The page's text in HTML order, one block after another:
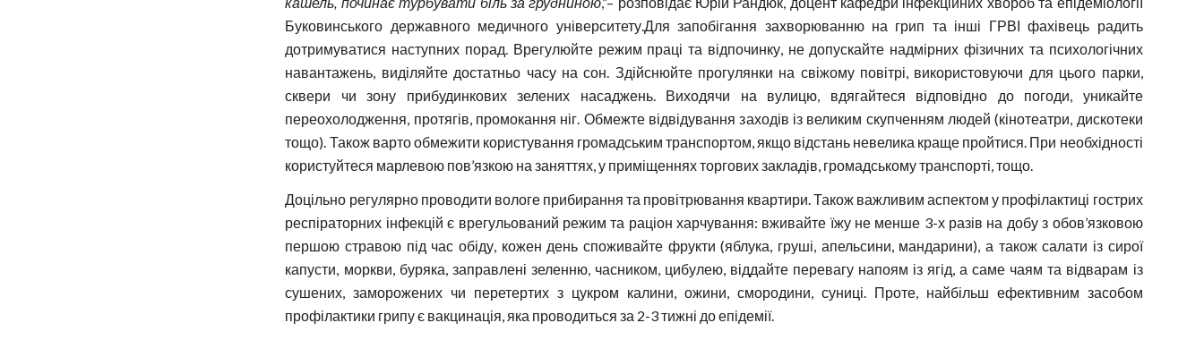
Буковинського державного медичного університету.Для запобігання захворюванню на грип та інші ГРВІ фахівець радить
дотримуватися наступних порад. Врегулюйте режим праці та відпочинку, не допускайте надмірних фізичних та психологічних
навантажень, виділяйте достатньо часу на сон. Здійснюйте прогулянки на свіжому повітрі, використовуючи для цього парки,
сквери чи зону прибудинкових зелених насаджень. Виходячи на вулицю, вдягайтеся відповідно до погоди, уникайте
переохолодження, протягів, промокання ніг. Обмежте відвідування заходів із великим скупченням людей (кінотеатри, дискотеки
тощо). Також варто обмежити користування громадським транспортом, якщо відстань невелика краще пройтися. При необхідності
користуйтеся марлевою пов’язкою на заняттях, у приміщеннях торгових закладів, громадському транспорті, тощо.
Доцільно регулярно проводити вологе прибирання та провітрювання квартири. Також важливим аспектом у профілактиці гострих
респіраторних інфекцій є врегульований режим та раціон харчування: вживайте їжу не менше 3-х разів на добу з обов’язковою
першою стравою під час обіду, кожен день споживайте фрукти (яблука, груші, апельсини, мандарини), а також салати із сирої
капусти, моркви, буряка, заправлені зеленню, часником, цибулею, віддайте перевагу напоям із ягід, а саме чаям та відварам із
сушених, заморожених чи перетертих з цукром калини, ожини, смородини, суниці. Проте, найбільш ефективним засобом
профілактики грипу є вакцинація, яка проводиться за 2-3 тижні до епідемії.